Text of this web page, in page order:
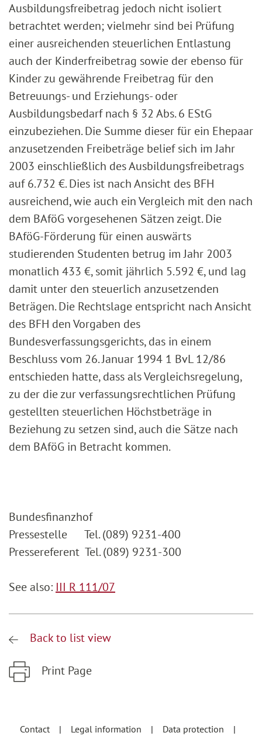
Ausbildungsfreibetrag jedoch nicht isoliert
betrachtet werden; vielmehr sind bei Prüfung
einer ausreichenden steuerlichen Entlastung
auch der Kinderfreibetrag sowie der ebenso für
Kinder zu gewährende Freibetrag für den
Betreuungs- und Erziehungs- oder
Ausbildungsbedarf nach § 32 Abs. 6 EStG
einzubeziehen. Die Summe dieser für ein Ehepaar
anzusetzenden Freibeträge belief sich im Jahr
2003 einschließlich des Ausbildungsfreibetrags
auf 6.732 €. Dies ist nach Ansicht des BFH
ausreichend, wie auch ein Vergleich mit den nach
dem BAföG vorgesehenen Sätzen zeigt. Die
BAföG-Förderung für einen auswärts
studierenden Studenten betrug im Jahr 2003
monatlich 433 €, somit jährlich 5.592 €, und lag
damit unter den steuerlich anzusetzenden
Beträgen. Die Rechtslage entspricht nach Ansicht
des BFH den Vorgaben des
Bundesverfassungsgerichts, das in einem
Beschluss vom 26. Januar 1994 1 BvL 12/86
entschieden hatte, dass als Vergleichsregelung,
zu der die zur verfassungsrechtlichen Prüfung
gestellten steuerlichen Höchstbeträge in
Beziehung zu setzen sind, auch die Sätze nach
dem BAföG in Betracht kommen.
Bundesfinanzhof
Pressestelle Tel. (089) 9231-400
Pressereferent Tel. (089) 9231-300
See also: III R 111/07
Back to list view
Print Page
Contact
Legal information Data protection